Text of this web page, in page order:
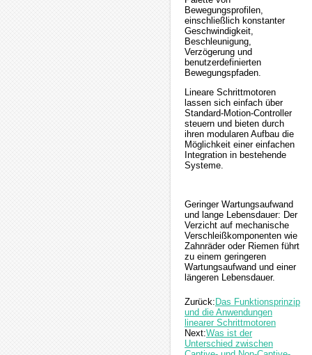
Bewegungsprofilen,
einschließlich konstanter
Geschwindigkeit,
Beschleunigung,
Verzögerung und
benutzerdefinierten
Bewegungspfaden.
Lineare Schrittmotoren
lassen sich einfach über
Standard-Motion-Controller
steuern und bieten durch
ihren modularen Aufbau die
Möglichkeit einer einfachen
Integration in bestehende
Systeme.
Geringer Wartungsaufwand
und lange Lebensdauer: Der
Verzicht auf mechanische
Verschleißkomponenten wie
Zahnräder oder Riemen führt
zu einem geringeren
Wartungsaufwand und einer
längeren Lebensdauer.
Zurück: Das Funktionsprinzip
und die Anwendungen
linearer Schrittmotoren
Next:Was ist der
Unterschied zwischen